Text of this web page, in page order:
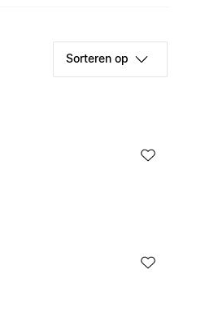
Sorteren op